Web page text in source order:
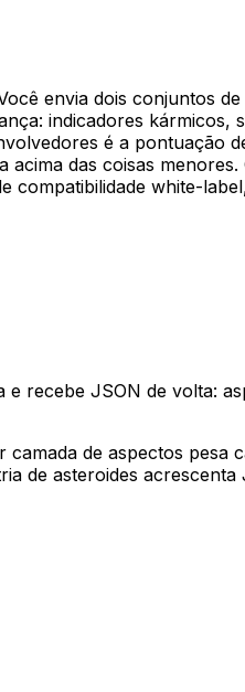
envia dois conjuntos
indicadores kármicos,
é a pontuação
das coisas
white-
recebe JSON de volta:
de aspectos pesa
de asteroides